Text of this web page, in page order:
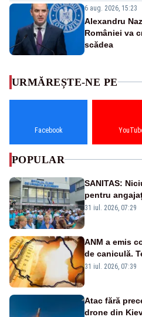
6 aug. 2026, 15:23
Alexandru
României va
scădea
URMĂREȘTE-NE PE
Facebook
POPULAR
SANITAS:
pentru
Legii salarizării
31 iul. 2026, 07:29
ANM a emis
de caniculă.
de grade, iar
31 iul. 2026, 07:39
Atac fără
drone din